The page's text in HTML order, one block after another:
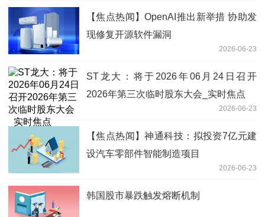
【焦点热闻】OpenAI推出新举措 协助发
现修复开源软件漏洞
2026-06-23
ST龙大：将于2026年06月24日召开
2026年第三次临时股东大会_实时焦点
2026-06-23
【焦点热闻】神通科技：拟投资7亿元建
设汽车零部件智能制造项目
2026-06-23
韩国股市暴跌触发熔断机制